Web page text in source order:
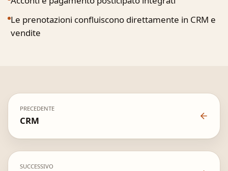
Le prenotazioni confluiscono direttamente in CRM e
vendite
PRECEDENTE
CRM
SUCCESSIVO